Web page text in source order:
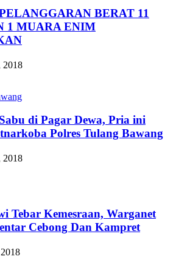
BERAT 11
1 MUARA ENIM
2018
di Pagar Dewa, Pria ini
Polres Tulang Bawang
2018
Tebar Kemesraan, Warganet
Cebong Dan Kampret